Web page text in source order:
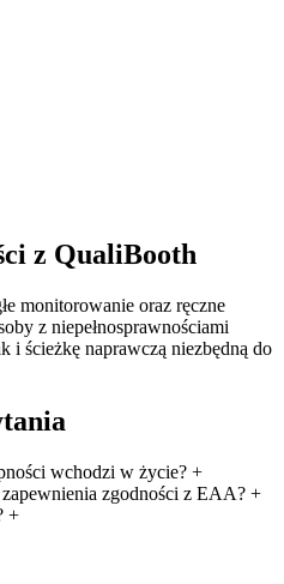
z QualiBooth
monitorowanie oraz ręczne
z niepełnosprawnościami
i ścieżkę naprawczą niezbędną do
wchodzi w życie? +
zgodności z EAA? +
+